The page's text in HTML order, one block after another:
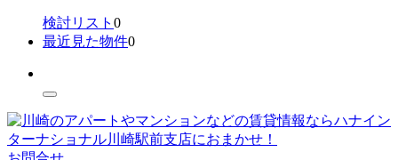
検討リスト 0
最近見た物件0